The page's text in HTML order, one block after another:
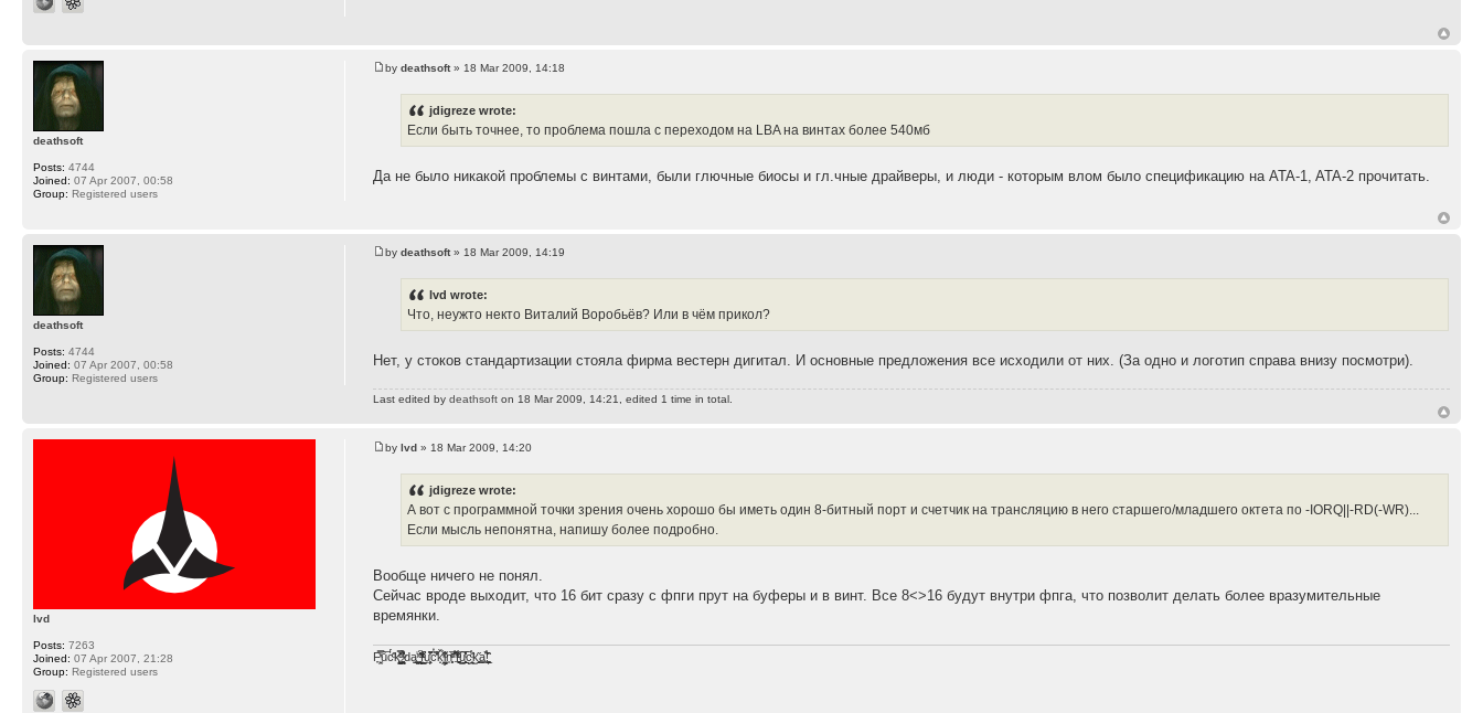
bydeathsoft» 18 Mar 2009, 14:18
jdigreze wrote:
Если быть точнее, то проблема пошла с переходом на LBA на винтах более 540мб
Да не было никакой проблемы с винтами, были глючные биосы и гл.чные драйверы, и люди - которым влом было спецификацию на ATA-1, ATA-2 прочитать.
deathsoft
Posts: 4744
Joined: 07 Apr 2007, 00:58
Group: Registered users
bydeathsoft» 18 Mar 2009, 14:19
lvd wrote:
Что, неужто некто Виталий Воробьёв? Или в чём прикол?
Нет, у стоков стандартизации стояла фирма вестерн дигитал. И основные предложения все исходили от них. (За одно и логотип справа внизу посмотри).
Last edited bydeathsoft on 18 Mar 2009, 14:21, edited 1 time in total.
deathsoft
Posts: 4744
Joined: 07 Apr 2007, 00:58
Group: Registered users
bylvd » 18 Mar 2009, 14:20
jdigreze wrote:
А вот с программной точки зрения очень хорошо бы иметь один 8-битный порт и счетчик на трансляцию в него старшего/младшего октета по -IORQ||-RD(-WR)...
Если мысль непонятна, напишу более подробно.
Вообще ничего не понял.
Сейчас вроде выходит, что 16 бит сразу с фпги прут на буферы и в винт. Все 8<>16 будут внутри фпга, что позволит делать более вразумительные
времянки.
F̞͖̭̿̔ͯu̐̅cͬ̑ͩk̨̤̳͇̮̭̪̠̽̿̓̆ͭͩ ̷̩̰͎̩͓̘̾̀ͬ̊ͭ͛ͅda̝̺͙̬͎̝̾͟ ̰̜̝̯͉̯̖̓̎́ͨ̽ͫ͟f̟͇̭̀ͬͨͭ̐̚u̹̼̹̗̞͑̔͂͐̚cͭ̅̊̆̒̆ǩ̝̩̯́ͥ̔̍̑ḭ͓͍̳̬ͦ̽͂n͍͎͈̈̅ͩͬ ̊ͫ̂̾̑̈́f̲͚͉͓͗̋́ͧͦ̅ȗ͇̲̻͈̲̅̎͗͒ͭ͡c̬̟̠̹̯̈́ͩ͘ͅk̫̠̻̋͜a̲͒̾̇!͙͕̺͉̗̩̲̂̏̄̀
lvd
Posts: 7263
Joined: 07 Apr 2007, 21:28
Group: Registered users